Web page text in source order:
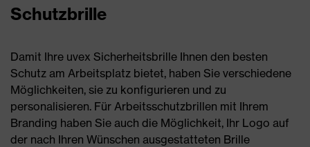
Schutzbrille
Damit Ihre uvex Sicherheitsbrille Ihnen den besten
Schutz am Arbeitsplatz bietet, haben Sie verschiedene
Möglichkeiten, sie zu konfigurieren und zu
personalisieren. Für Arbeitsschutzbrillen mit Ihrem
Branding haben Sie auch die Möglichkeit, Ihr Logo auf
der nach Ihren Wünschen ausgestatteten Brille